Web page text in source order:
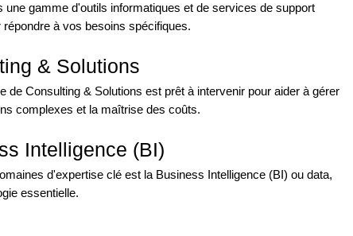
une gamme d'outils informatiques et de services de support
à vos besoins spécifiques.
& Solutions
de Consulting & Solutions est prêt à intervenir pour aider à gérer
complexes et la maîtrise des coûts.
Intelligence (BI)
d'expertise clé est la Business Intelligence (BI) ou data,
essentielle.